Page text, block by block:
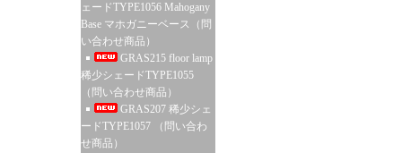
ェードTYPE1056 Mahogany
Base マホガニーベース（問
い合わせ商品）
GRAS215 floor lamp
稀少シェードTYPE1055
（問い合わせ商品）
GRAS207 稀少シェ
ードTYPE1057 （問い合わ
せ商品）